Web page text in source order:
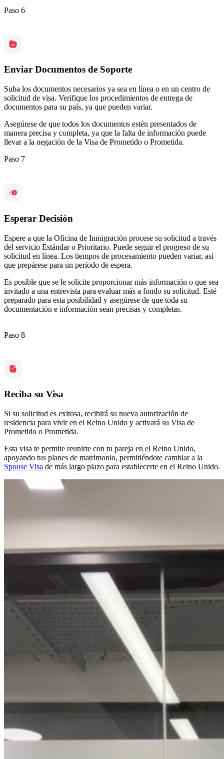
Paso 6
Enviar Documentos de Soporte
Suba los documentos necesarios ya sea en línea o en un centro de
solicitud de visa. Verifique los procedimientos de entrega de
documentos para su país, ya que pueden variar.
Asegúrese de que todos los documentos estén presentados de
manera precisa y completa, ya que la falta de información puede
llevar a la negación de la Visa de Prometido o Prometida.
Paso 7
Esperar Decisión
Espere a que la Oficina de Inmigración procese su solicitud a través
del servicio Estándar o Prioritario. Puede seguir el progreso de su
solicitud en línea. Los tiempos de procesamiento pueden variar, así
que prepárese para un período de espera.
Es posible que se le solicite proporcionar más información o que sea
invitado a una entrevista para evaluar más a fondo su solicitud. Esté
preparado para esta posibilidad y asegúrese de que toda su
documentación e información sean precisas y completas.
Paso 8
Reciba su Visa
Si su solicitud es exitosa, recibirá su nueva autorización de
residencia para vivir en el Reino Unido y activará su Visa de
Prometido o Prometida.
Esta visa te permite reunirte con tu pareja en el Reino Unido,
apoyando tus planes de matrimonio, permitiéndote cambiar a la
Spouse Visa de más largo plazo para establecerte en el Reino Unido.